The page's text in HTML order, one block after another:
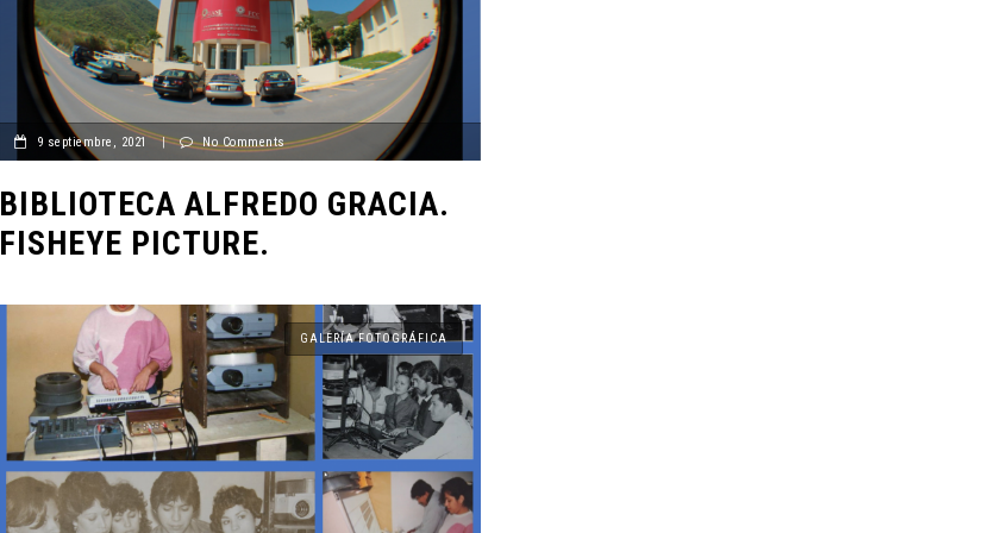
9 septiembre, 2021 | No Comments
BIBLIOTECA ALFREDO GRACIA.
FISHEYE PICTURE.
GALERÍA FOTOGRÁFICA